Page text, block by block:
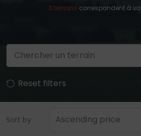
3 terrains correspondent à
Chercher un terrain
Reset filters
Sort by Ascending price